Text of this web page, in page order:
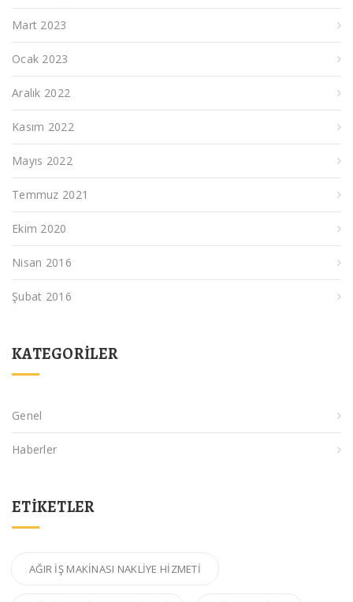
Mart 2023
Ocak 2023
Aralık 2022
Kasım 2022
Mayıs 2022
Temmuz 2021
Ekim 2020
Nisan 2016
Şubat 2016
KATEGORILER
Genel
Haberler
ETIKETLER
AĞIR IŞ MAKINASI NAKLIYE HIZMETI